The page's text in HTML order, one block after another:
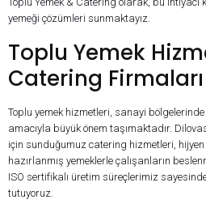
yemeği çözümleri sunmaktayız.
Toplu Yemek
Catering Firmaları
Toplu yemek hizmetleri, sanayi
amacıyla büyük önem taşımaktadır.
için sunduğumuz catering hizmetleri,
hazırlanmış yemeklerle çalışanların
ISO sertifikalı üretim süreçlerimiz
tutuyoruz.